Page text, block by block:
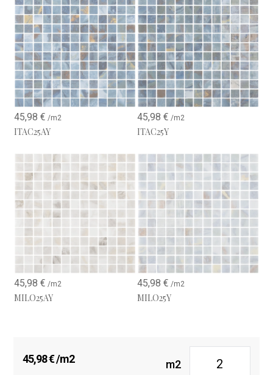
45,98€ /m2
ITAC25AY
45,98 € /m2
ITAC25Y
45,98€ /m2
MILO25AY
45,98 € /m2
MILO25Y
45,98€/m2 m2